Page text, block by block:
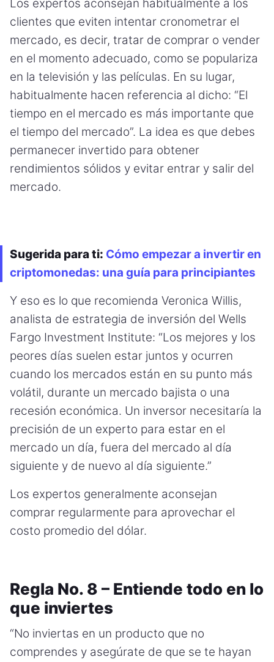
Los expertos aconsejan habitualmente a los
clientes que eviten intentar cronometrar el
mercado, es decir, tratar de comprar o vender
en el momento adecuado, como se populariza
en la televisión y las películas. En su lugar,
habitualmente hacen referencia al dicho: “El
tiempo en el mercado es más importante que
el tiempo del mercado”. La idea es que debes
permanecer invertido para obtener
rendimientos sólidos y evitar entrar y salir del
mercado.
Sugerida para ti: Cómo empezar a invertir en
criptomonedas: una guía para principiantes
Y eso es lo que recomienda Veronica Willis,
analista de estrategia de inversión del Wells
Fargo Investment Institute: “Los mejores y los
peores días suelen estar juntos y ocurren
cuando los mercados están en su punto más
volátil, durante un mercado bajista o una
recesión económica. Un inversor necesitaría la
precisión de un experto para estar en el
mercado un día, fuera del mercado al día
siguiente y de nuevo al día siguiente.”
Los expertos generalmente aconsejan
comprar regularmente para aprovechar el
costo promedio del dólar.
Regla No. 8 – Entiende todo en lo
que inviertes
“No inviertas en un producto que no
comprendes y asegúrate de que se te hayan